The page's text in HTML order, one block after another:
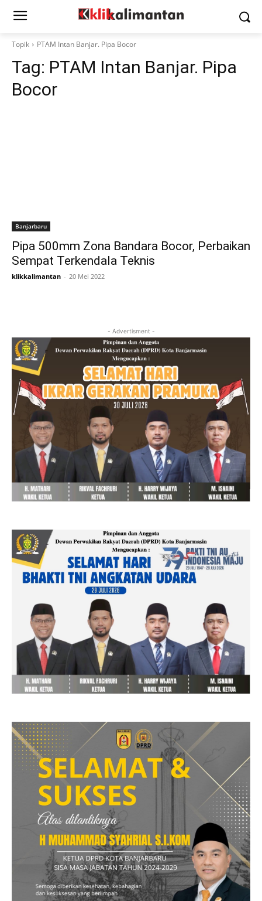
Topik PTAM Intan Banjar. Pipa Bocor
Tag: PTAM Intan Banjar. Pipa
Bocor
Banjarbaru
Pipa 500mm Zona Bandara Bocor, Perbaikan
Sempat Terkendala Teknis
klikkalimantan - 20 Mei 2022
- Advertisment -